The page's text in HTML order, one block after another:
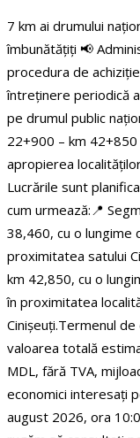
7 km ai drumului
îmbunătățiți 📢
procedura de
întreținere periodică
pe drumul public
22+900 – km
apropierea
Lucrările sunt
cum urmează:📍
38,460, cu o lungime
proximitatea satului
km 42,850, cu o
în proximitatea
Cinișeuți.Termenul de
valoarea totală
MDL, fără TVA,
economici interesați
august 2026, ora